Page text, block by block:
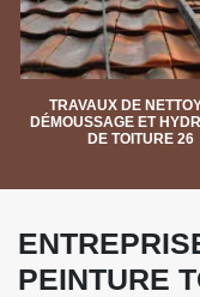
TRAVAUX DE
DÉMOUSSAGE ET
DE TOITURE 26
PEINTURE